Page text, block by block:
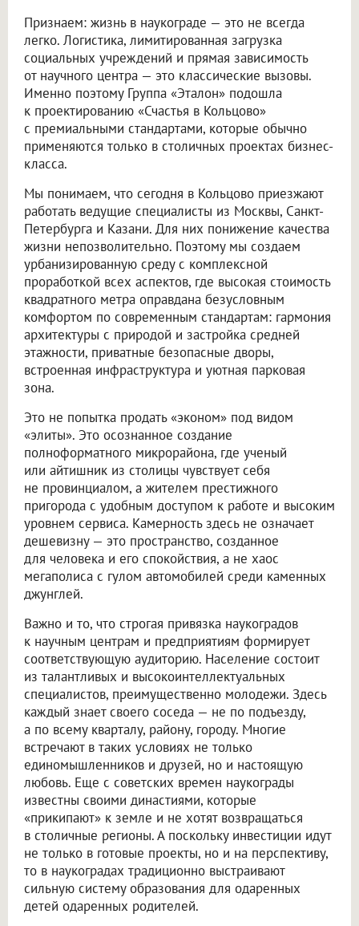
Признаем: жизнь в наукограде — это не всегда
легко. Логистика, лимитированная загрузка
социальных учреждений и прямая зависимость
от научного центра — это классические вызовы.
Именно поэтому Группа «Эталон» подошла
к проектированию «Счастья в Кольцово»
с премиальными стандартами, которые обычно
применяются только в столичных проектах бизнес-
класса.
Мы понимаем, что сегодня в Кольцово приезжают
работать ведущие специалисты из Москвы, Санкт-
Петербурга и Казани. Для них понижение качества
жизни непозволительно. Поэтому мы создаем
урбанизированную среду с комплексной
проработкой всех аспектов, где высокая стоимость
квадратного метра оправдана безусловным
комфортом по современным стандартам: гармония
архитектуры с природой и застройка средней
этажности, приватные безопасные дворы,
встроенная инфраструктура и уютная парковая
зона.
Это не попытка продать «эконом» под видом
«элиты». Это осознанное создание
полноформатного микрорайона, где ученый
или айтишник из столицы чувствует себя
не провинциалом, а жителем престижного
пригорода с удобным доступом к работе и высоким
уровнем сервиса. Камерность здесь не означает
дешевизну — это пространство, созданное
для человека и его спокойствия, а не хаос
мегаполиса с гулом автомобилей среди каменных
джунглей.
Важно и то, что строгая привязка наукоградов
к научным центрам и предприятиям формирует
соответствующую аудиторию. Население состоит
из талантливых и высокоинтеллектуальных
специалистов, преимущественно молодежи. Здесь
каждый знает своего соседа — не по подъезду,
а по всему кварталу, району, городу. Многие
встречают в таких условиях не только
единомышленников и друзей, но и настоящую
любовь. Еще с советских времен наукограды
известны своими династиями, которые
«прикипают» к земле и не хотят возвращаться
в столичные регионы. А поскольку инвестиции идут
не только в готовые проекты, но и на перспективу,
то в наукоградах традиционно выстраивают
сильную систему образования для одаренных
детей одаренных родителей.